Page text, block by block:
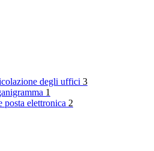
degli uffici 3
1
posta elettronica 2